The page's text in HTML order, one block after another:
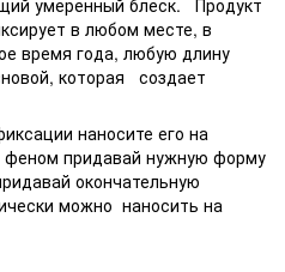
в любом месте, в
время года, любую длину
которая создает
наносите его на
придавай нужную форму
окончательную
можно наносить на